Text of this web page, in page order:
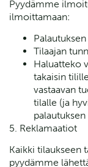
Pyydämme
ilmoittamaan:
Tilaajan
Haluatteko
takaisin
vastaavan
tilalle (ja
5. Reklamaatiot
Kaikki tilaukseen
pyydämme